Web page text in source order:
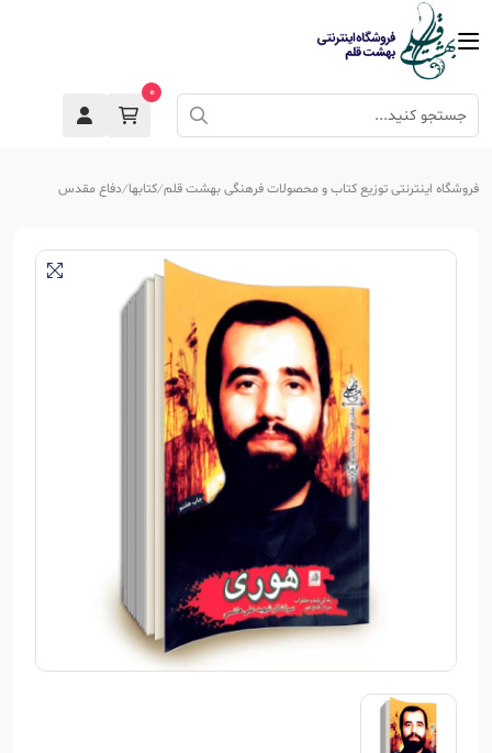
0
فروشگاه اینترنتی توزیع کتاب و محصولات فرهنگی بهشت قلم کتابها دفاع مقدس